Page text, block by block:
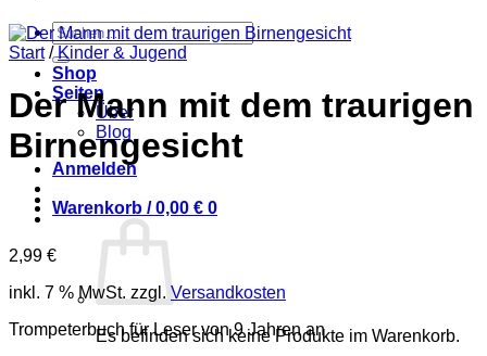
Suchen
nach:
Shop
Seiten
Über
Blog
Anmelden
Warenkorb /0,00 € 0
Es befinden sich keine Produkte im Warenkorb.
Start / Kinder & Jugend
Der Mann mit dem traurigen
Birnengesicht
2,99 €
inkl. 7 % MwSt. zzgl. Versandkosten
Trompeterbuch für Leser von 9 Jahren an